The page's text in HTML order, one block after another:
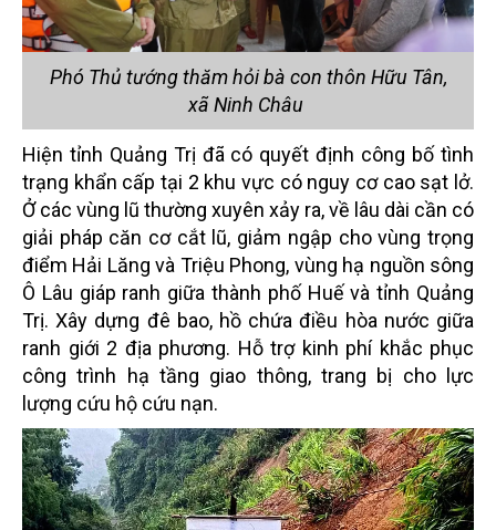
Phó Thủ tướng thăm hỏi bà con thôn Hữu Tân,
xã Ninh Châu
Hiện tỉnh Quảng Trị đã có quyết định công bố tình
trạng khẩn cấp tại 2 khu vực có nguy cơ cao sạt lở.
Ở các vùng lũ thường xuyên xảy ra, về lâu dài cần có
giải pháp căn cơ cắt lũ, giảm ngập cho vùng trọng
điểm Hải Lăng và Triệu Phong, vùng hạ nguồn sông
Ô Lâu giáp ranh giữa thành phố Huế và tỉnh Quảng
Trị. Xây dựng đê bao, hồ chứa điều hòa nước giữa
ranh giới 2 địa phương. Hỗ trợ kinh phí khắc phục
công trình hạ tầng giao thông, trang bị cho lực
lượng cứu hộ cứu nạn.